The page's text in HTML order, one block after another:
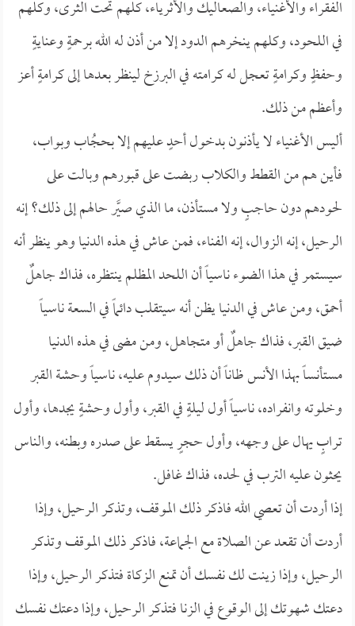
الفقراء والأغنياء، والصعاليك والأثرياء، كلهم تحت الثرى، وكلهم
في اللحود، وكلهم ينخرهم الدود إلا من أذن له الله برحمةٍ وعنايةٍ
وحفظٍ وكرامةٍ تعجل له كرامته في البرزخ لينظر بعدها إلى كرامةٍ أعز
وأعظم من ذلك.
أليس الأغنياء لا يأذنون بدخول أحدٍ عليهم إلا بحجُاب وبواب،
فأين هم من القطط والكلاب ربضت على قبورهم وبالت على
لحودهم دون حاجبٍ ولا مستأذن، ما الذي صيَّر حالهم إلى ذلك؟ إنه
الرحيل، إنه الزوال، إنه الفناء، فمن عاش في هذه الدنيا وهو ينظر أنه
سيستمر في هذا الضوء ناسياً أن اللحد المظلم ينتظره، فذاك جاهلٌ
أحمق، ومن عاش في الدنيا يظن أنه سيتقلب دائماً في السعة ناسياً
ضيق القبر، فذاك جاهلٌ أو متجاهل، ومن مضى في هذه الدنيا
مستأنساً بهذا الأنس ظاناً أن ذلك سيدوم عليه، ناسياً وحشة القبر
وخلوته وانفراده، ناسياً أول ليلةٍ في القبر، وأول وحشةٍ يجدها، وأول
ترابٍ يهال على وجهه، وأول حجرٍ يسقط على صدره وبطنه، والناس
يحثون عليه الترب في لحده، فذاك غافل.
إذا أردت أن تعصي الله فاذكر ذلك الموقف، وتذكر الرحيل، وإذا
أردت أن تقعد عن الصلاة مع الجماعة، فاذكر ذلك الموقف وتذكر
الرحيل، وإذا زينت لك نفسك أن تمنع الزكاة فتذكر الرحيل، وإذا
دعتك شهوتك إلى الوقوع في الزنا فتذكر الرحيل، وإذا دعتك نفسك